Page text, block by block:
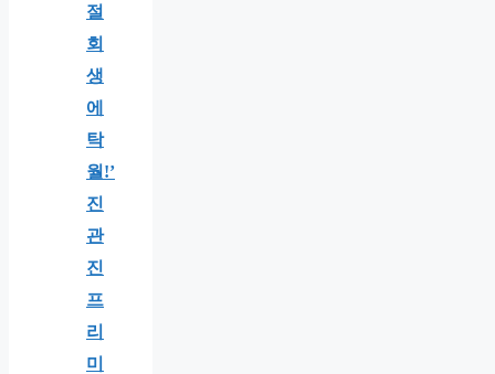
절
회
생
에
탁
월!’
진
관
진
프
리
미